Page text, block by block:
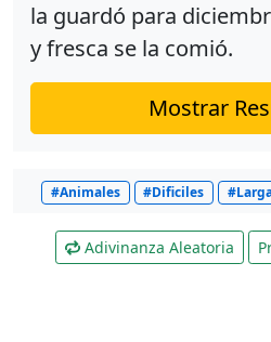
la guardó para
y fresca se la comió.
Mostrar
#Animales #Dificiles
Adivinanza Aleatoria